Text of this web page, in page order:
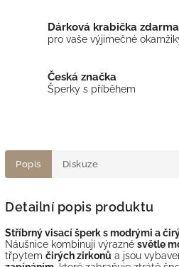
Dárková krabička zdarma
pro vaše výjimečné
Česká značka
Šperky s příběhem
Popis Diskuze
Detailní popis produktu
Stříbrný visací šperk s modrými a
Náušnice kombinují výrazné světle
třpytem čirých zirkonů a jsou